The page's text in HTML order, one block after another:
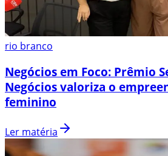
rio branco
Negócios em Foco: Prêmio
Negócios valoriza o
feminino
Ler matéria